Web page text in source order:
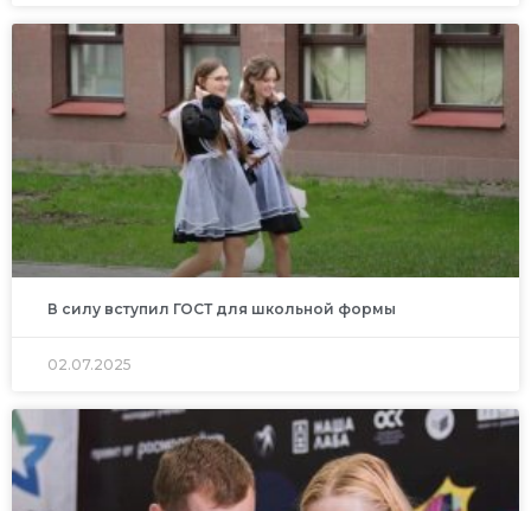
В силу вступил ГОСТ для школьной формы
02.07.2025